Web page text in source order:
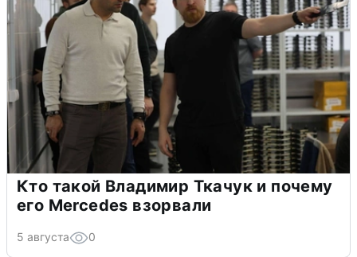
Кто такой Владимир Ткачук и почему
его Mercedes взорвали
5 августа 0